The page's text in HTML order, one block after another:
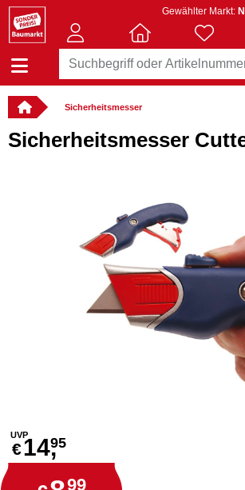
Gewählter Markt:
Sicherheitsmesser
Sicherheitsmesser
UVP
€14,95
99